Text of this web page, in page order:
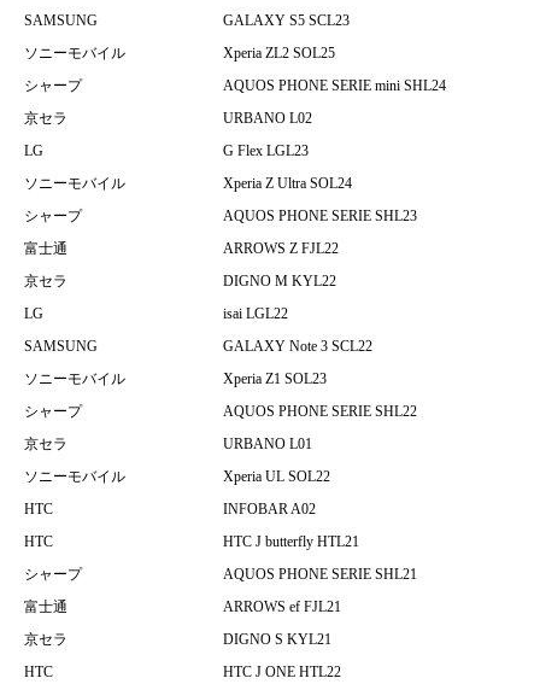
SAMSUNG
GALAXY S5 SCL23
ソニーモバイル
Xperia ZL2 SOL25
シャープ
AQUOS PHONE SERIE mini SHL24
京セラ
URBANO L02
LG
G Flex LGL23
ソニーモバイル
Xperia Z Ultra SOL24
シャープ
AQUOS PHONE SERIE SHL23
富士通
ARROWS Z FJL22
京セラ
DIGNO M KYL22
LG
isai LGL22
SAMSUNG
GALAXY Note 3 SCL22
ソニーモバイル
Xperia Z1 SOL23
シャープ
AQUOS PHONE SERIE SHL22
京セラ
URBANO L01
ソニーモバイル
Xperia UL SOL22
HTC
INFOBAR A02
HTC
HTC J butterfly HTL21
シャープ
AQUOS PHONE SERIE SHL21
富士通
ARROWS ef FJL21
京セラ
DIGNO S KYL21
HTC
HTC J ONE HTL22